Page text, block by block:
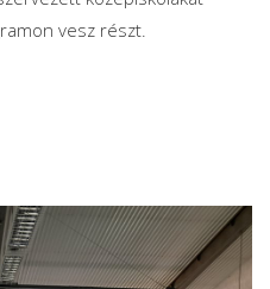
vesz részt.